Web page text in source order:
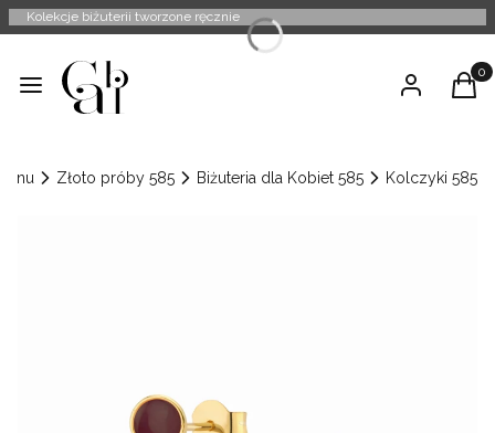
Kolekcje biżuterii tworzone ręcznie
Menu Zaloguj się
Złoto próby 585 Biżuteria dla Kobiet 585 Kolczyki 585